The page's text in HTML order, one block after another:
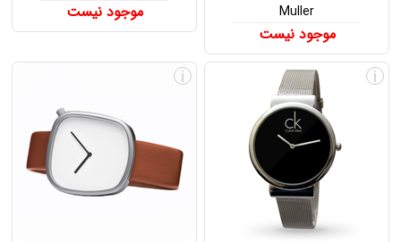
Muller
موجود نیست
موجود نیست
i
i